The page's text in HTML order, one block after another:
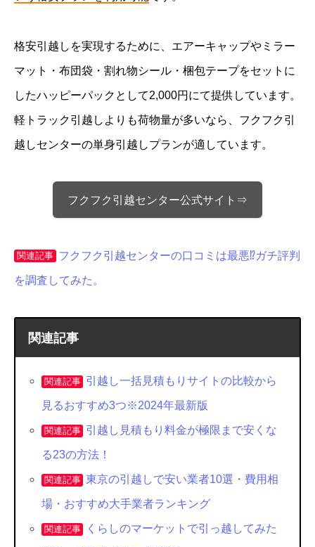
格安引越しを実現するために、エアーキャップやミラー
マット・布団袋・割れ物シール・梱包テープをセットに
したハッピーパックとして2,000円にて提供しています。
軽トラック引越しよりも荷物量が多いなら、フクフク引
越しセンターの単身引越しプランが適しています。
フクフク引越センター公式サイト⇒
関連記事 フクフク引越センターの口コミは最悪⁉ガチ評判
を調査してみた。
関連記事
関連記事 引越し一括見積もりサイトの比較から
見るおすすめ3つ※2024年最新版
関連記事 引越し見積もり料金が極限まで安くな
る23の方法！
関連記事 東京の引越しで安い業者10選・費用相
場・おすすめ大手業者ランキング
関連記事 くらしのマーケットで引っ越してみた